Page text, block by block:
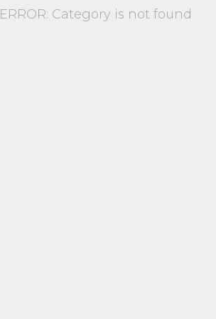
ERROR: Category is not found